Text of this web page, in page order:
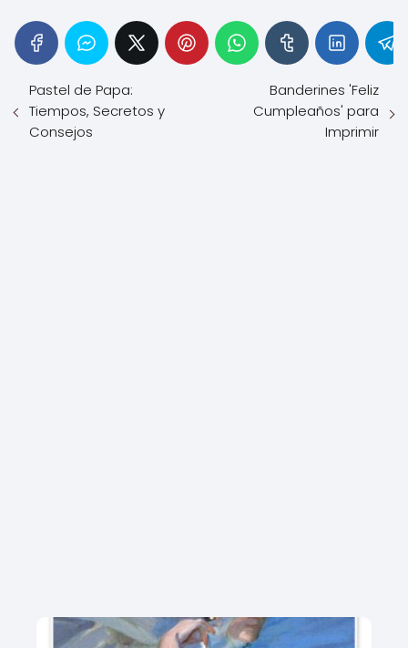
Pastel de Papa:
Tiempos, Secretos y
Consejos
Banderines 'Feliz
Cumpleaños' para
Imprimir